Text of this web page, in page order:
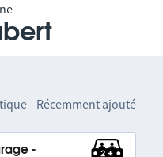
Récemment ajouté
-